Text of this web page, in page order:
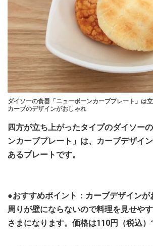
ダイソーの食器「ニューボーンカーブプレート」は
カーブのデザインがおしゃれ
四方が立ち上がったタイプのダイソー
ンカーブプレート」は、カーブデザイ
あるプレートです。
●おすすめポイント：カーブデザインが
周りが壁にならないので料理を見せや
さまになります。価格は110円（税込）